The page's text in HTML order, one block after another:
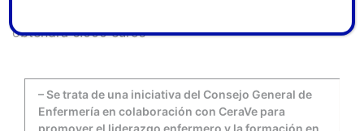
obtendrá 6.000 euros
– Se trata de una iniciativa del Consejo General de
Enfermería en colaboración con CeraVe para
promover el liderazgo enfermero y la formación en